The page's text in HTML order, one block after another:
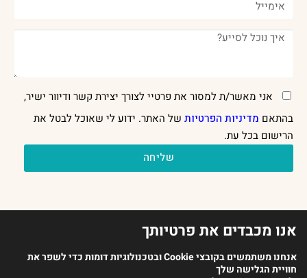
אני מאשר/ת למסור את פרטיי לצורך יצירת קשר ודיוור ישיר,
בהתאם מדיניות הפרטיות של האתר. ידוע לי שאוכל לבטל את
הרישום בכל עת.
שליחה
אנו מכבדים את פרטיותך
אנחנו משתמשים בקובצי Cookie ובטכנולוגיות דומות כדי לשפר את
חוויית הגלישה שלך